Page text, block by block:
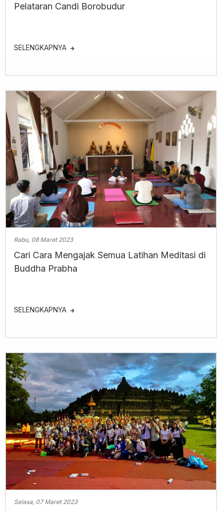
Pelataran Candi Borobudur
SELENGKAPNYA
Rabu, 08 Maret 2023
Cari Cara Mengajak Semua Latihan Meditasi di
Buddha Prabha
SELENGKAPNYA
Selasa, 07 Maret 2023